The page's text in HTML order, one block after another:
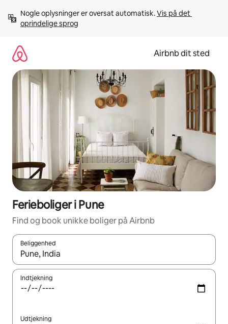
videre
Nogle oplysninger er oversat automatisk. Vis på det
oprindelige sprog
Airbnb dit sted
Ferieboliger i Pune
Find og book unikke boliger på Airbnb
Beliggenhed
Når resultaterne er tilgængelige, skal du navigere med
Indtjekning
Udtjekning